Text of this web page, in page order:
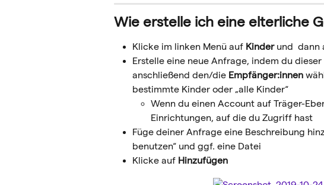
Wie erstelle ich eine elterliche
Klicke im linken Menü auf Kinder und  dann
Erstelle eine neue Anfrage, indem du dieser
anschließend den/die Empfänger:innen
bestimmte Kinder oder „alle Kinder“
Wenn du einen Account auf Träger-
Einrichtungen, auf die du Zugriff hast
Füge deiner Anfrage eine Beschreibung
benutzen“ und ggf. eine Datei
Klicke auf Hinzufügen